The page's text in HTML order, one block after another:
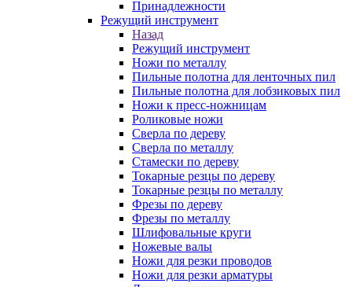
Принадлежности
Режущий инструмент
Назад
Режущий инструмент
Ножи по металлу
Пильные полотна для ленточных пил
Пильные полотна для лобзиковых пил
Ножи к пресс-ножницам
Роликовые ножи
Сверла по дереву
Сверла по металлу
Стамески по дереву
Токарные резцы по дереву
Токарные резцы по металлу
Фрезы по дереву
Фрезы по металлу
Шлифовальные круги
Ножевые валы
Ножи для резки проводов
Ножи для резки арматуры